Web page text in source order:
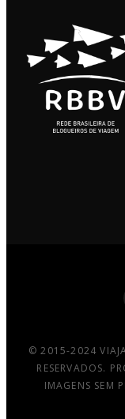
© 2015-2024
RESERVADOS.
IMAGENS SEM